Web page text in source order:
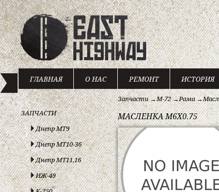
ГЛАВНАЯ О НАС РЕМОНТ ИСТОРИЯ
ЗАПЧАСТИ
Днепр МТ9
Днепр МТ10-36
Днепр МТ11,16
ИЖ-49
Запчасти→М-72→Рама→
МАСЛЕНКА M6X0.75